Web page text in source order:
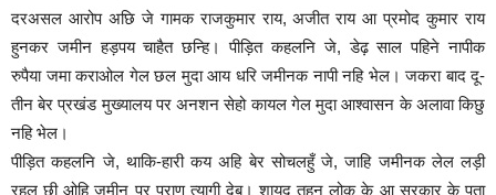
दरअसल आरोप अछि जे गामक राजकुमार राय, अजीत राय आ प्रमोद कुमार राय
हुनकर जमीन हड़पय चाहैत छन्हि। पीड़ित कहलनि जे, डेढ़ साल पहिने नापीक
रुपैया जमा कराओल गेल छल मुदा आय धरि जमीनक नापी नहि भेल। जकरा बाद दू-
तीन बेर प्रखंड मुख्यालय पर अनशन सेहो कायल गेल मुदा आश्वासन के अलावा किछु
नहि भेल।
पीड़ित कहलनि जे, थाकि-हारी कय अहि बेर सोचलहुँ जे, जाहि जमीनक लेल लड़ी
रहल छी ओहि जमीन पर प्राण त्यागी देब। शायद तहन लोक के आ सरकार के पता